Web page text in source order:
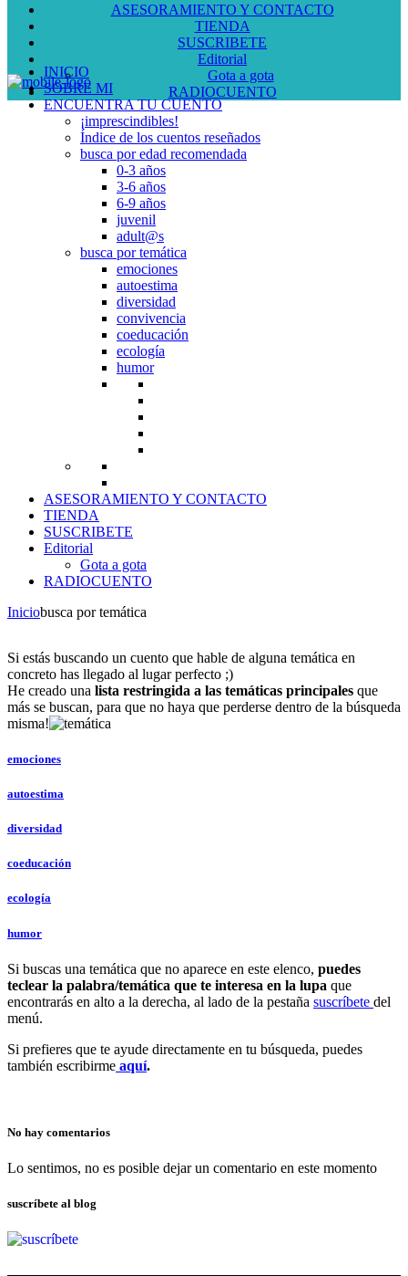
ASESORAMIENTO Y CONTACTO
TIENDA
SUSCRIBETE
Editorial
Gota a gota
RADIOCUENTO
INICIO
SOBRE MI
ENCUENTRA TU CUENTO
¡imprescindibles!
Índice de los cuentos reseñados
busca por edad recomendada
0-3 años
3-6 años
6-9 años
juvenil
adult@s
busca por temática
emociones
autoestima
diversidad
convivencia
coeducación
ecología
humor
ASESORAMIENTO Y CONTACTO
TIENDA
SUSCRIBETE
Editorial
Gota a gota
RADIOCUENTO
Iniciobusca por temática
Si estás buscando un cuento que hable de alguna temática en
concreto has llegado al lugar perfecto ;)
He creado una lista restringida a las temáticas principales que
más se buscan, para que no haya que perderse dentro de la búsqueda
misma!
emociones
autoestima
diversidad
coeducación
ecología
humor
Si buscas una temática que no aparece en este elenco, puedes
teclear la palabra/temática que te interesa en la lupa que
encontrarás en alto a la derecha, al lado de la pestaña suscríbete del
menú.
Si prefieres que te ayude directamente en tu búsqueda, puedes
también escribirme aquí.
No hay comentarios
Lo sentimos, no es posible dejar un comentario en este momento
suscríbete al blog